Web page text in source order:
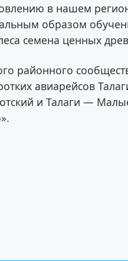
в нашем
образом
семена ценных
районного
авиарейсов
и Талаги —